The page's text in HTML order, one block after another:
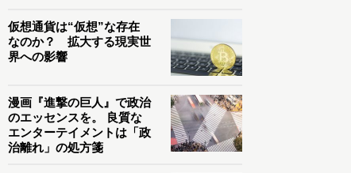
仮想通貨は“仮想”な存在
なのか？ 拡大する現実世
界への影響
漫画『進撃の巨人』で政治
のエッセンスを。 良質な
エンターテイメントは「政
治離れ」の処方箋